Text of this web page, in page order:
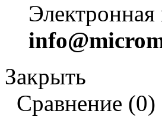
Электронная
Закрыть
Сравнение (0)